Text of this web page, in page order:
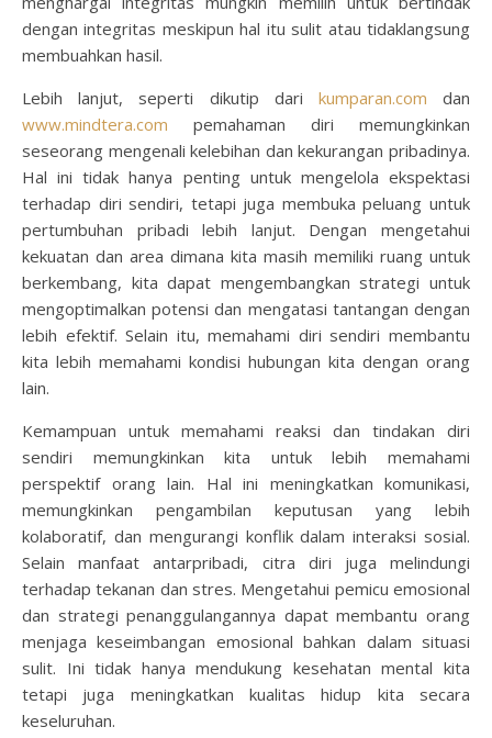
dengan integritas meskipun hal itu sulit atau tidaklangsung
membuahkan hasil.
Lebih lanjut, seperti dikutip dari kumparan.com dan
www.mindtera.com pemahaman diri memungkinkan
seseorang mengenali kelebihan dan kekurangan pribadinya.
Hal ini tidak hanya penting untuk mengelola ekspektasi
terhadap diri sendiri, tetapi juga membuka peluang untuk
pertumbuhan pribadi lebih lanjut. Dengan mengetahui
kekuatan dan area dimana kita masih memiliki ruang untuk
berkembang, kita dapat mengembangkan strategi untuk
mengoptimalkan potensi dan mengatasi tantangan dengan
lebih efektif. Selain itu, memahami diri sendiri membantu
kita lebih memahami kondisi hubungan kita dengan orang
lain.
Kemampuan untuk memahami reaksi dan tindakan diri
sendiri memungkinkan kita untuk lebih memahami
perspektif orang lain. Hal ini meningkatkan komunikasi,
memungkinkan pengambilan keputusan yang lebih
kolaboratif, dan mengurangi konflik dalam interaksi sosial.
Selain manfaat antarpribadi, citra diri juga melindungi
terhadap tekanan dan stres. Mengetahui pemicu emosional
dan strategi penanggulangannya dapat membantu orang
menjaga keseimbangan emosional bahkan dalam situasi
sulit. Ini tidak hanya mendukung kesehatan mental kita
tetapi juga meningkatkan kualitas hidup kita secara
keseluruhan.